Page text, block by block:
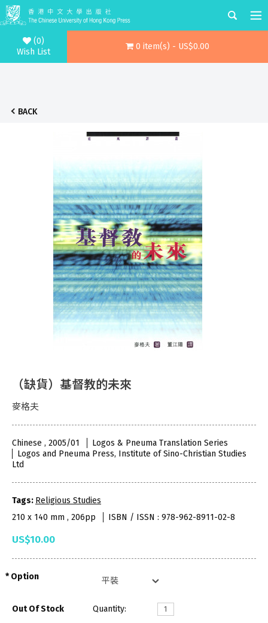
(0)
Wish List
0 item(s) - US$0.00
BACK
（缺貨）基督教的未來
麥格夫
Chinese , 2005/01
Logos & Pneuma Translation Series
Logos and Pneuma Press, Institute of Sino-Christian Studies
Ltd
Tags: Religious Studies
210 x 140 mm , 206pp
ISBN / ISSN : 978-962-8911-02-8
US$10.00
Option
Out Of Stock Quantity: